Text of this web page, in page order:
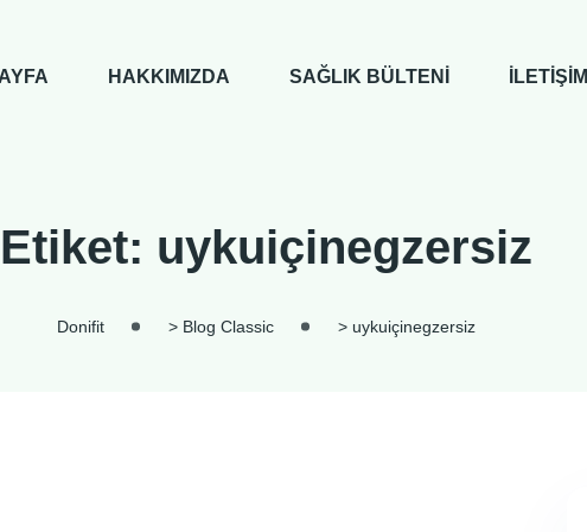
HAKKIMIZDA SAĞLIK BÜLTENI İLETIŞIM
Etiket: uykuiçinegzersiz
Donifit > Blog Classic > uykuiçinegzersiz